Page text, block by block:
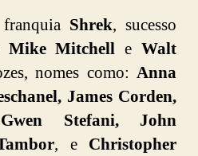
Shrek, sucesso
Mike Mitchell eWalt
nomes como:Anna
James Corden,
Stefani, John
, e Christopher